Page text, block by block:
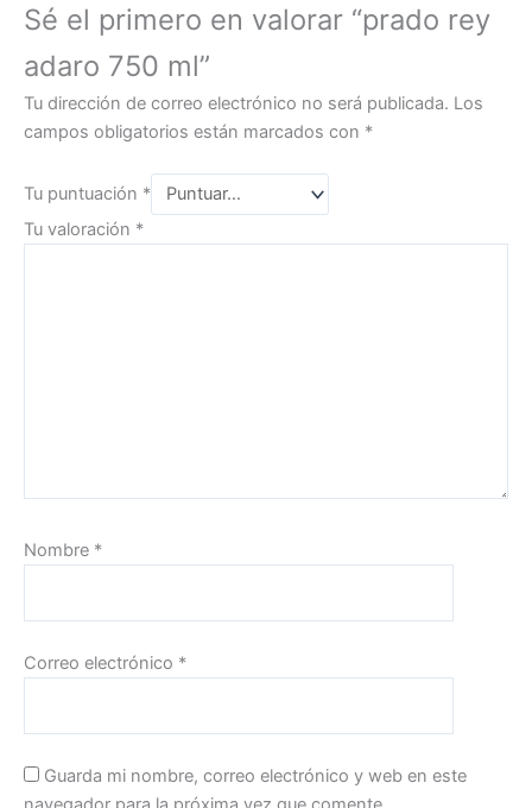
Sé el primero en valorar “prado rey
adaro 750 ml”
Tu dirección de correo electrónico no será publicada. Los
campos obligatorios están marcados con *
Tu puntuación *
Tu valoración *
Nombre *
Correo electrónico *
Guarda mi nombre, correo electrónico y web en este